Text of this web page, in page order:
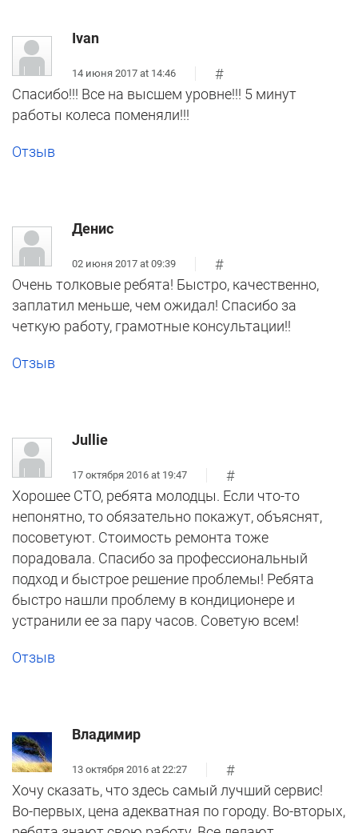
Ivan
14 июня 2017 at 14:46
#
Спасибо!!! Все на высшем уровне!!! 5 минут
работы колеса поменяли!!!
Отзыв
Денис
02 июня 2017 at 09:39
#
Очень толковые ребята! Быстро, качественно,
заплатил меньше, чем ожидал! Спасибо за
четкую работу, грамотные консультации!!
Отзыв
Jullie
17 октября 2016 at 19:47
#
Хорошее СТО, ребята молодцы. Если что-то
непонятно, то обязательно покажут, объяснят,
посоветуют. Стоимость ремонта тоже
порадовала. Спасибо за профессиональный
подход и быстрое решение проблемы! Ребята
быстро нашли проблему в кондиционере и
устранили ее за пару часов. Советую всем!
Отзыв
Владимир
13 октября 2016 at 22:27
#
Хочу сказать, что здесь самый лучший сервис!
Во-первых, цена адекватная по городу. Во-вторых,